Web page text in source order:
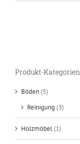
Produkt-Kategorien
Böden(5)
Reinigung (3)
Holzmöbel(1)